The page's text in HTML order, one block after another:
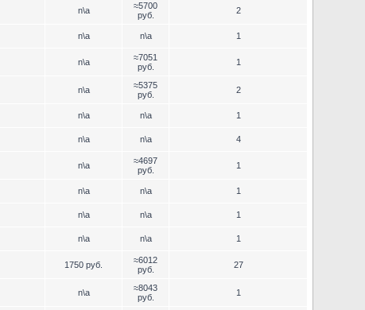
n\a
≈5700
руб.
2
n\a n\a 1
n\a
≈7051
руб.
1
n\a
≈5375
руб.
2
n\a n\a 1
n\a n\a 4
n\a
≈4697
руб.
1
n\a n\a 1
n\a n\a 1
n\a n\a 1
1750 руб.
≈6012
руб.
27
n\a
≈8043
руб.
1